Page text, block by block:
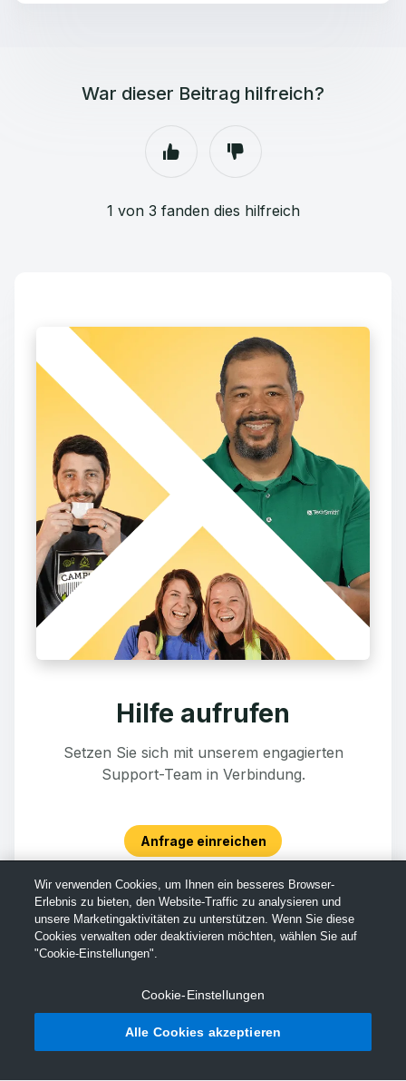
War dieser Beitrag hilfreich?
1 von 3 fanden dies hilfreich
Hilfe aufrufen
Setzen Sie sich mit unserem engagierten
Support-Team in Verbindung.
Anfrage einreichen
Wir verwenden Cookies, um Ihnen ein besseres Browser-
Erlebnis zu bieten, den Website-Traffic zu analysieren und
unsere Marketingaktivitäten zu unterstützen. Wenn Sie diese
Cookies verwalten oder deaktivieren möchten, wählen Sie auf
"Cookie-Einstellungen".
Cookie-Einstellungen
Alle Cookies akzeptieren